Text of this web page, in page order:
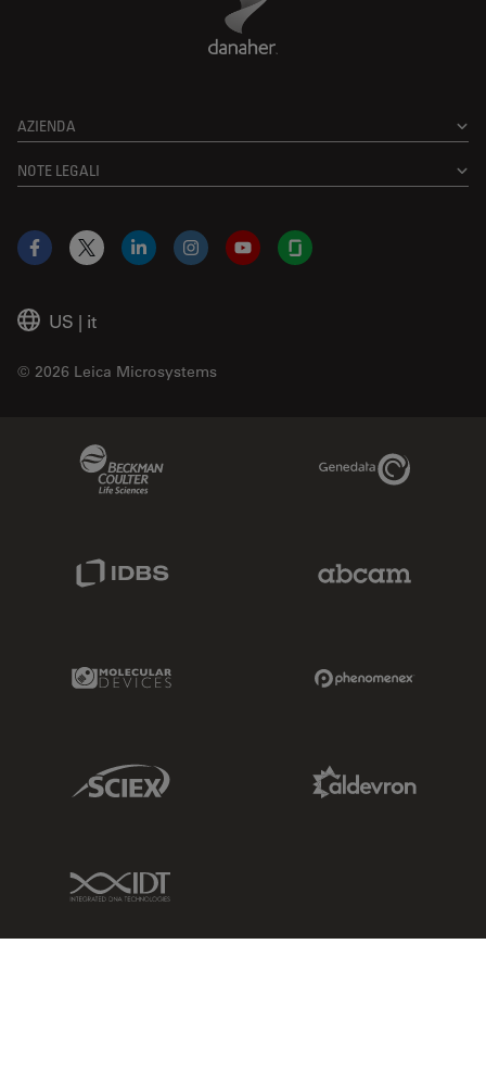
AZIENDA
NOTE LEGALI
US | it
© 2026 Leica Microsystems
Facebook
X LinkedInInstagramYouTubeGlassdoor
Genedata Link
Molecular Devices Link
Sciex Link
IDT Link